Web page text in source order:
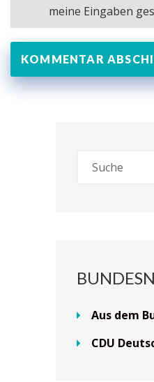
meine Eingaben
Aus dem
CDU